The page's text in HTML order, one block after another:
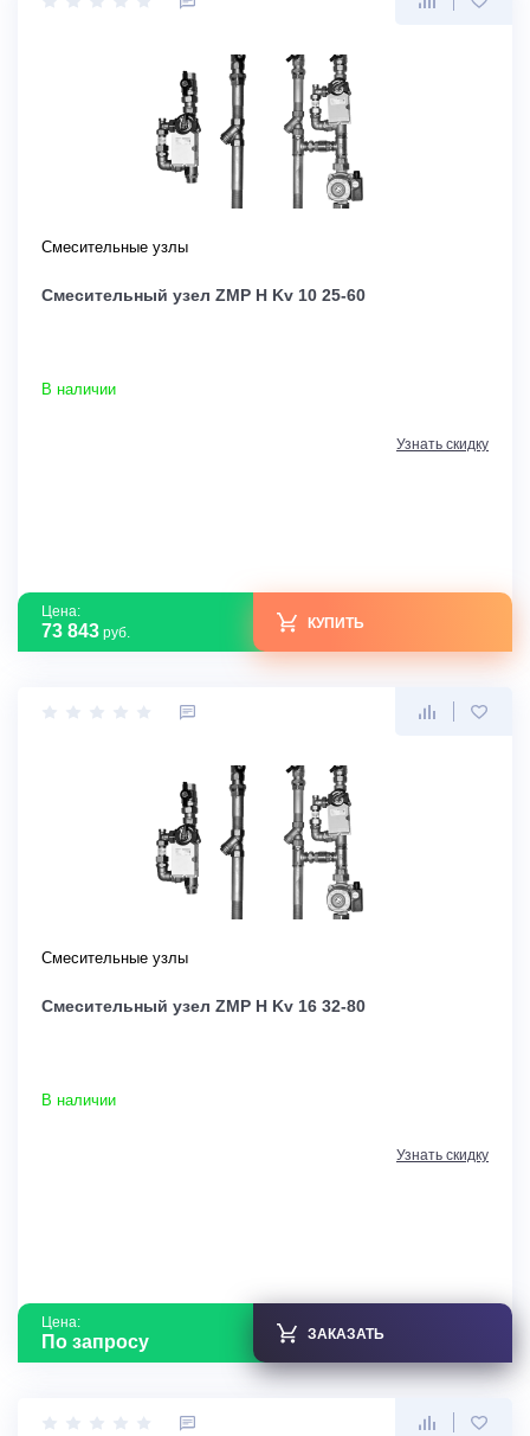
Смесительные узлы
Смесительный узел ZMP H Kv 10 25-60
В наличии
Узнать скидку
Цена:
73 843 руб.
КУПИТЬ
Смесительные узлы
Смесительный узел ZMP H Kv 16 32-80
В наличии
Узнать скидку
Цена:
По запросу ЗАКАЗАТЬ